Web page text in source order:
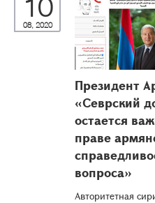
10
08, 2020
Президент
«Севрский
остается
праве
вопроса»
Авторитетная